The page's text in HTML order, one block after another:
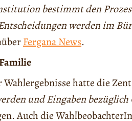
bestimmt den
werden im
Fergana News.
Wahlergebnisse hatte die
und Eingaben
Auch die